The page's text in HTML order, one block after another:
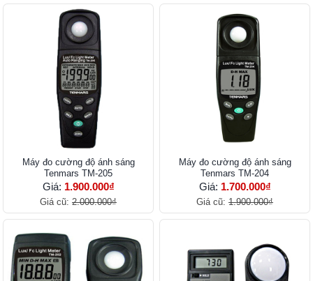
Máy đo cường độ ánh sáng
Tenmars TM-205
Giá: 1.900.000₫
Giá cũ: 2.000.000₫
Máy đo cường độ ánh sáng
Tenmars TM-204
Giá: 1.700.000₫
Giá cũ: 1.900.000₫